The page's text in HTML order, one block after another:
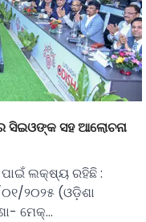
ସିଇଓଙ୍କ ସହ ଆଲୋଚନା
ଲକ୍ଷ୍ୟ ରହିଛି :
୨୦୨୫ (ଓଡ଼ିଶା
ମେକ୍…